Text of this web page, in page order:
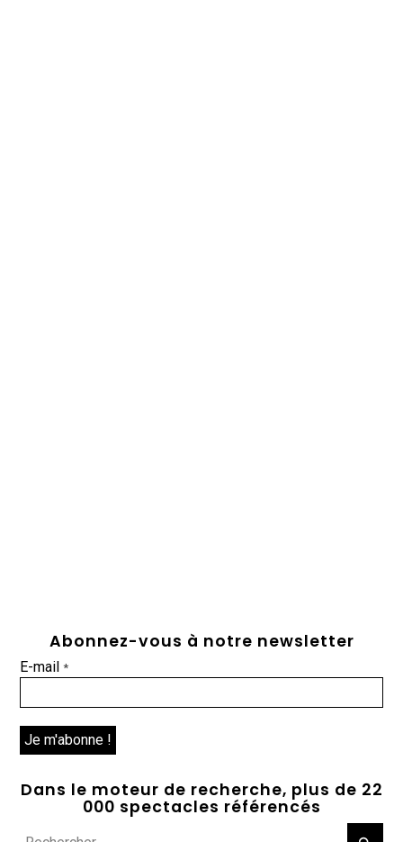
Abonnez-vous à notre newsletter
E-mail*
Dans le moteur de recherche, plus de 22
000 spectacles référencés